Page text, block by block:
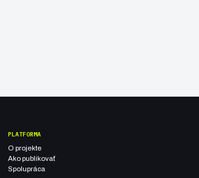
PLATFORMA
O projekte
Ako publikovať
Spolupráca